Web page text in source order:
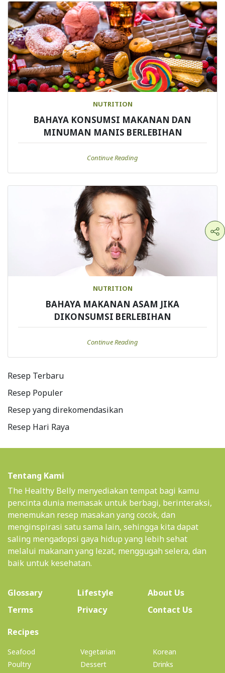
NUTRITION
BAHAYA KONSUMSI MAKANAN DAN
MINUMAN MANIS BERLEBIHAN
Continue Reading
NUTRITION
BAHAYA MAKANAN ASAM JIKA
DIKONSUMSI BERLEBIHAN
Continue Reading
Resep Terbaru
Resep Populer
Resep yang direkomendasikan
Resep Hari Raya
Tentang Kami
The Healthy Belly menyediakan tempat bagi kamu
pencinta dunia memasak untuk berbagi, berinteraksi,
menemukan resep masakan yang cocok, dan
menginspirasi satu sama lain, sehingga kita dapat
saling mengadopsi gaya hidup yang lebih sehat
melalui makanan yang lezat, menggugah selera, dan
baik untuk kesehatan.
Glossary Lifestyle About Us(current)
Terms
Privacy
Contact Us
Recipes(current)
Seafood
Poultry
Vegetarian
Dessert
Korean
Drinks